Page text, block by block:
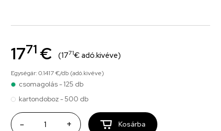
1771 € (1771€ adó.kivéve)
Egységár: 0.1417 €/db (adó.kivéve)
csomagolás - 125 db
kartondoboz - 500 db
- + Kosárba